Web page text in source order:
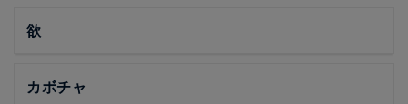
欲
カボチャ